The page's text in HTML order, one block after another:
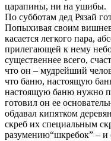
царапины, ни на ушибы.
По субботам дед Рязай
Попыхивая своим
касается легкого пара,
прилегающей к нему
существеннее всего,
что он – мудрейший
что баню, настоящую
настоящую баню нужно
готовил он ее
обдавал кипятком
скреб их специальным
разумению“шкребок” – и